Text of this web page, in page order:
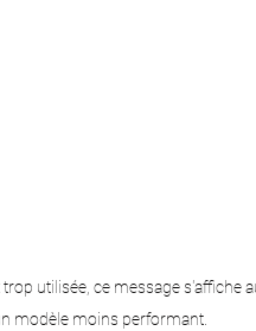
utilisée, ce message s'affiche
modèle moins performant.